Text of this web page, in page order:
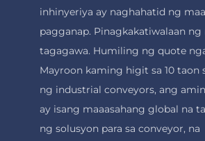
inhinyeriya ay naghahatid ng
pagganap. Pinagkakatiwalaan ng
tagagawa. Humiling ng quote
Mayroon kaming higit sa 10 taon
ng industrial conveyors, ang
ay isang maaasahang global na
ng solusyon para sa conveyor, na